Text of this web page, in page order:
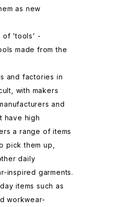
as new
‘tools’ -
made from the
and factories in
with makers
and
have high
a range of items
pick them up,
daily
inspired garments.
items such as
workwear-